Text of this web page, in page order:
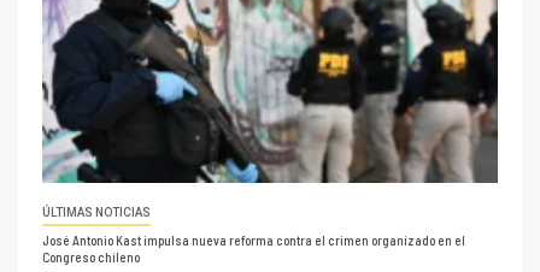
ÚLTIMAS NOTICIAS
José Antonio Kast impulsa nueva reforma contra el crimen organizado en el
Congreso chileno